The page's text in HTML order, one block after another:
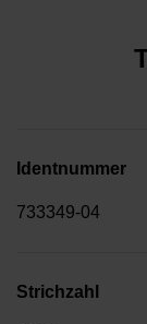
Identnummer
733349-04
Strichzahl